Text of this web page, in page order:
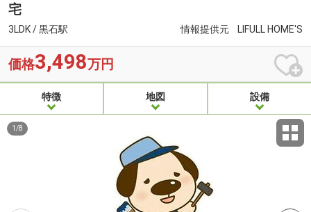
宅
3LDK / 黒石駅 情報提供元 LIFULL HOME'S
価格3,498万円
特徴 地図 設備
1 /8